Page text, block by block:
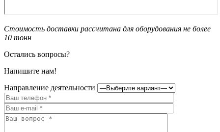
Стоимость доставки рассчитана для оборудования не более
10 тонн
Остались вопросы?
Напишите нам!
Направление деятельности